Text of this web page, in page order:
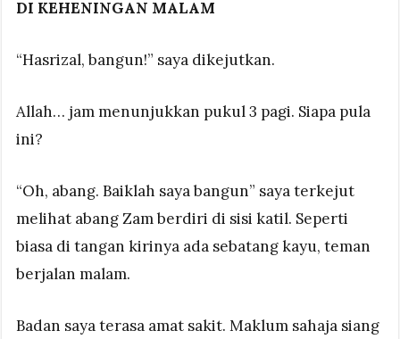
DI KEHENINGAN MALAM
“Hasrizal, bangun!” saya dikejutkan.
Allah… jam menunjukkan pukul 3 pagi. Siapa pula
ini?
“Oh, abang. Baiklah saya bangun” saya terkejut
melihat abang Zam berdiri di sisi katil. Seperti
biasa di tangan kirinya ada sebatang kayu, teman
berjalan malam.
Badan saya terasa amat sakit. Maklum sahaja siang